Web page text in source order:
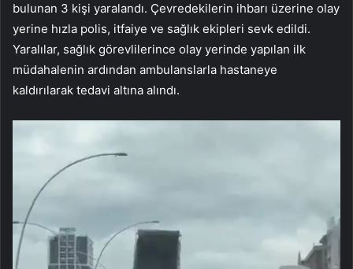
bulunan 3 kişi yaralandı. Çevredekilerin ihbarı üzerine olay
yerine hızla polis, itfaiye ve sağlık ekipleri sevk edildi.
Yaralılar, sağlık görevlilerince olay yerinde yapılan ilk
müdahalenin ardından ambulanslarla hastaneye
kaldırılarak tedavi altına alındı.